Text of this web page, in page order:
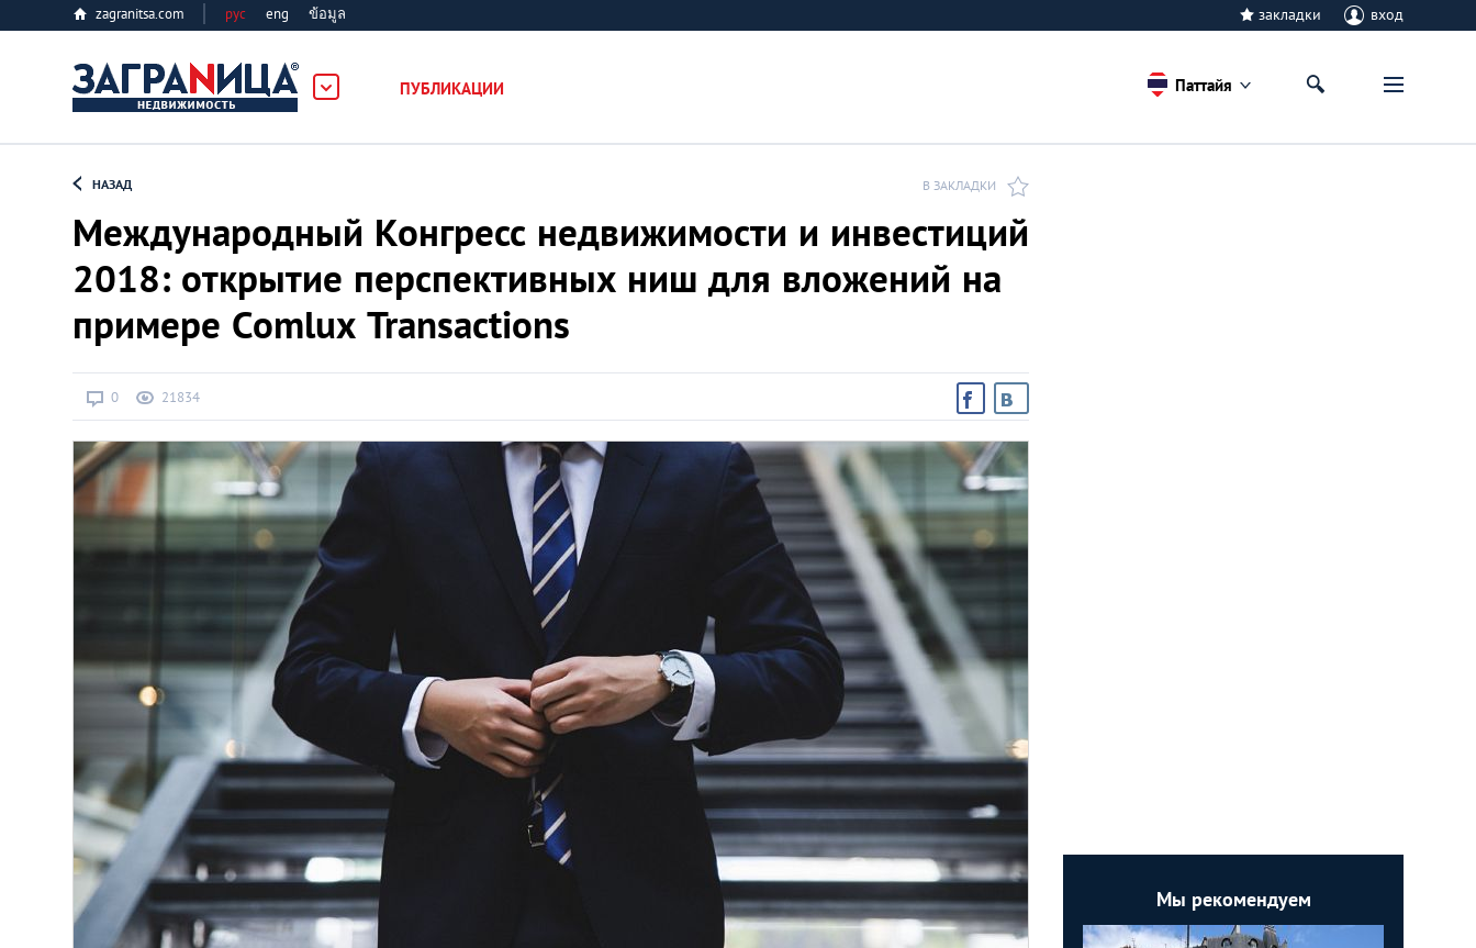
zagranitsa.com рус eng ข้อมูล закладки вход
ПУБЛИКАЦИИ
Все города
Астана
Афины
Киев
Лондон
Лос-Анджелес
Москва
Париж
Паттайя
Пхукет
Паттайя
НАЗАД В ЗАКЛАДКИ
Международный Конгресс недвижимости и инвестиций
2018: открытие перспективных ниш для вложений на
примере Comlux Transactions
0 21834
Мы рекомендуем